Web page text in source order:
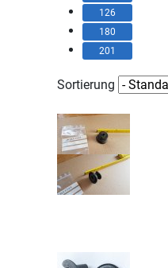
126
180
201
Sortierung